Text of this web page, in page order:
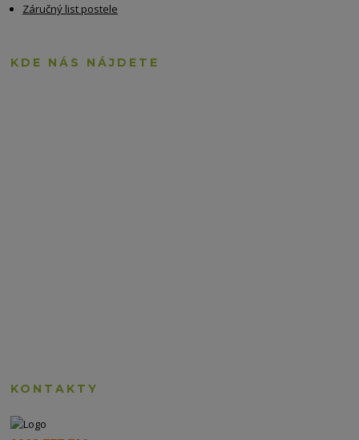
Záručný list postele
KDE NÁS NÁJDETE
KONTAKTY